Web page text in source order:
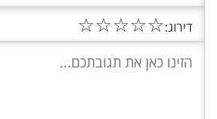
דירוג:☆
☆
☆
☆
☆